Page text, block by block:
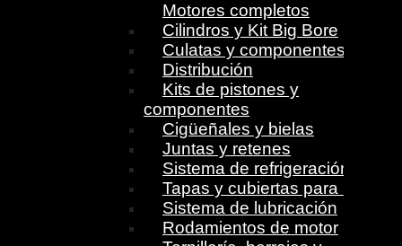
Motores completos
Cilindros y Kit Big Bore
Culatas y componentes
Distribución
Kits de pistones y
componentes
Cigüeñales y bielas
Juntas y retenes
Sistema de refrigeración
Tapas y cubiertas para motor
Sistema de lubricación
Rodamientos de motor